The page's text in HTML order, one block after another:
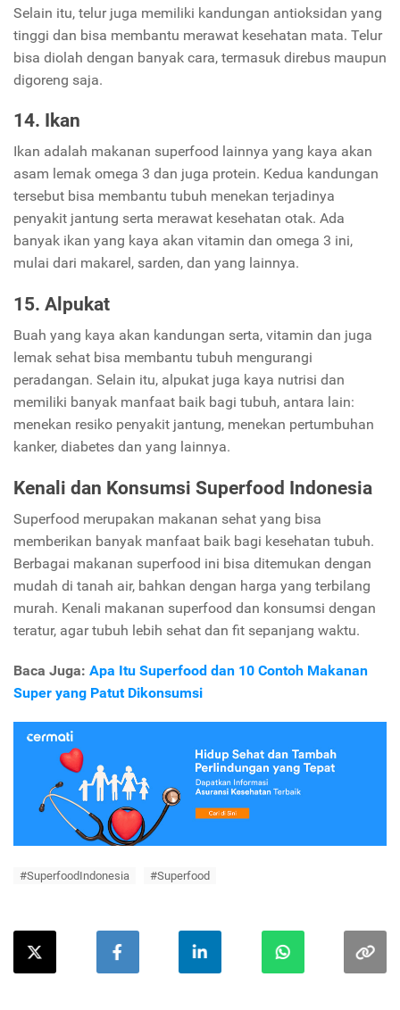
Selain itu, telur juga memiliki kandungan antioksidan yang
tinggi dan bisa membantu merawat kesehatan mata. Telur
bisa diolah dengan banyak cara, termasuk direbus maupun
digoreng saja.
14. Ikan
Ikan adalah makanan superfood lainnya yang kaya akan
asam lemak omega 3 dan juga protein. Kedua kandungan
tersebut bisa membantu tubuh menekan terjadinya
penyakit jantung serta merawat kesehatan otak. Ada
banyak ikan yang kaya akan vitamin dan omega 3 ini,
mulai dari makarel, sarden, dan yang lainnya.
15. Alpukat
Buah yang kaya akan kandungan serta, vitamin dan juga
lemak sehat bisa membantu tubuh mengurangi
peradangan. Selain itu, alpukat juga kaya nutrisi dan
memiliki banyak manfaat baik bagi tubuh, antara lain:
menekan resiko penyakit jantung, menekan pertumbuhan
kanker, diabetes dan yang lainnya.
Kenali dan Konsumsi Superfood Indonesia
Superfood merupakan makanan sehat yang bisa
memberikan banyak manfaat baik bagi kesehatan tubuh.
Berbagai makanan superfood ini bisa ditemukan dengan
mudah di tanah air, bahkan dengan harga yang terbilang
murah. Kenali makanan superfood dan konsumsi dengan
teratur, agar tubuh lebih sehat dan fit sepanjang waktu.
Baca Juga: Apa Itu Superfood dan 10 Contoh Makanan
Super yang Patut Dikonsumsi
#SuperfoodIndonesia #Superfood